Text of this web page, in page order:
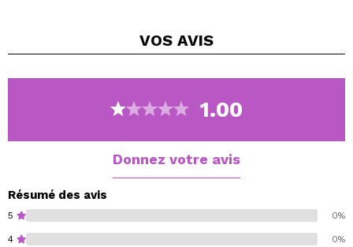
Sa mine a un diamètre de 1,5 mm, vous pouvez donc
VOS AVIS
1.00
Donnez votre avis
Résumé des avis
5 0%
4 0%